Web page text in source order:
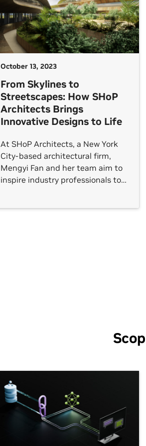
October 13, 2023
From Skylines to
Streetscapes: How SHoP
Architects Brings
Innovative Designs to Life
At SHoP Architects, a New York
City-based architectural firm,
Mengyi Fan and her team aim to
inspire industry professionals to